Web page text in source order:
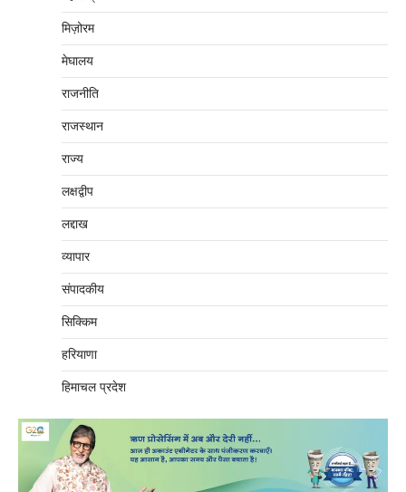
मिज़ोरम
मेघालय
राजनीति
राजस्थान
राज्य
लक्षद्वीप
लद्दाख
व्यापार
संपादकीय
सिक्किम
हरियाणा
हिमाचल प्रदेश